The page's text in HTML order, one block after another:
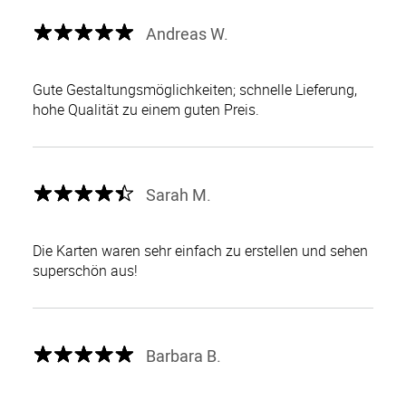
Andreas W.
Gute Gestaltungsmöglichkeiten; schnelle Lieferung,
hohe Qualität zu einem guten Preis.
Sarah M.
Die Karten waren sehr einfach zu erstellen und sehen
superschön aus!
Barbara B.